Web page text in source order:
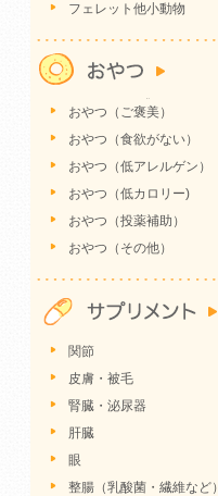
フェレット他小動物
おやつ（ご褒美）
おやつ（食欲がない）
おやつ（低アレルゲン）
おやつ（低カロリー)
おやつ（投薬補助）
おやつ（その他）
関節
皮膚・被毛
腎臓・泌尿器
肝臓
眼
整腸（乳酸菌・繊維など）